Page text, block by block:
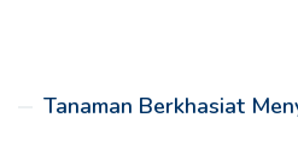
Tanaman Berkhasiat